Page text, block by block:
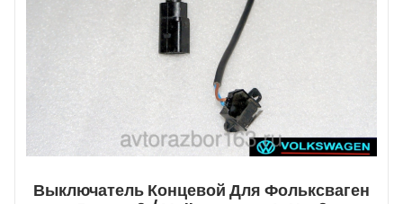
Выключатель Концевой Для Фольксваген